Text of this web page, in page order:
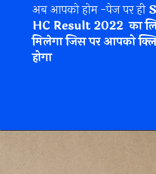
अब आपको होम -पेज पर ही
HC Result 2022 का
मिलेगा जिस पर आपको
होगा